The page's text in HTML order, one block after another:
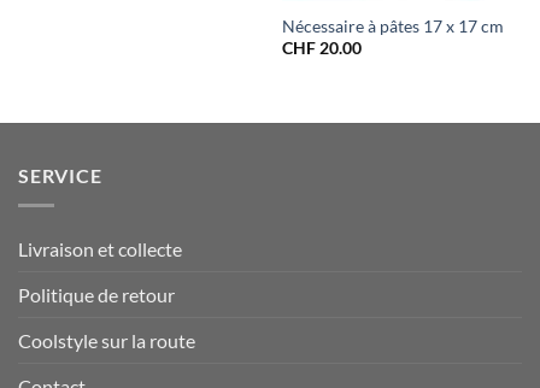
Nécessaire à pâtes 17 x 17 cm
CHF20.00
SERVICE
Livraison et collecte
Politique de retour
Coolstyle sur la route